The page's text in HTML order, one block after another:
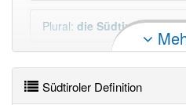
Plural: die Südtiroler
Duden geprüft:
Südtiroler Definition